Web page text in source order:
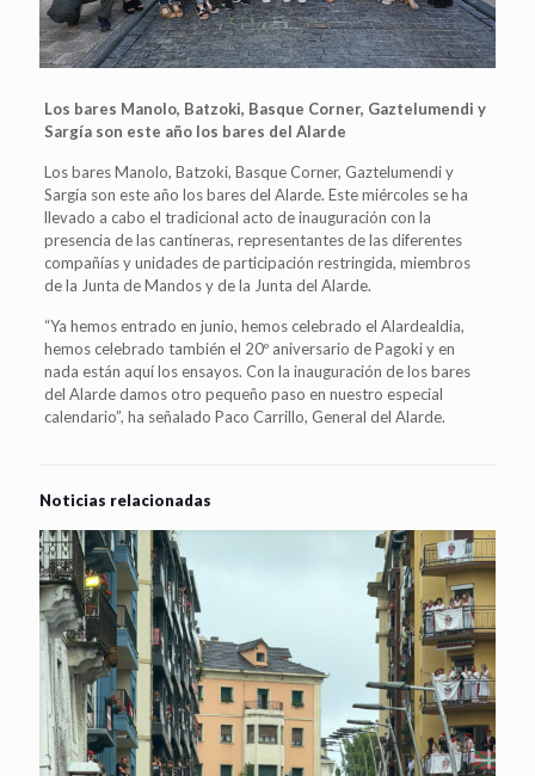
Los bares Manolo, Batzoki, Basque Corner, Gaztelumendi y
Sargía son este año los bares del Alarde
Los bares Manolo, Batzoki, Basque Corner, Gaztelumendi y
Sargía son este año los bares del Alarde. Este miércoles se ha
llevado a cabo el tradicional acto de inauguración con la
presencia de las cantineras, representantes de las diferentes
compañías y unidades de participación restringida, miembros
de la Junta de Mandos y de la Junta del Alarde.
“Ya hemos entrado en junio, hemos celebrado el Alardealdia,
hemos celebrado también el 20º aniversario de Pagoki y en
nada están aquí los ensayos. Con la inauguración de los bares
del Alarde damos otro pequeño paso en nuestro especial
calendario”, ha señalado Paco Carrillo, General del Alarde.
Noticias relacionadas